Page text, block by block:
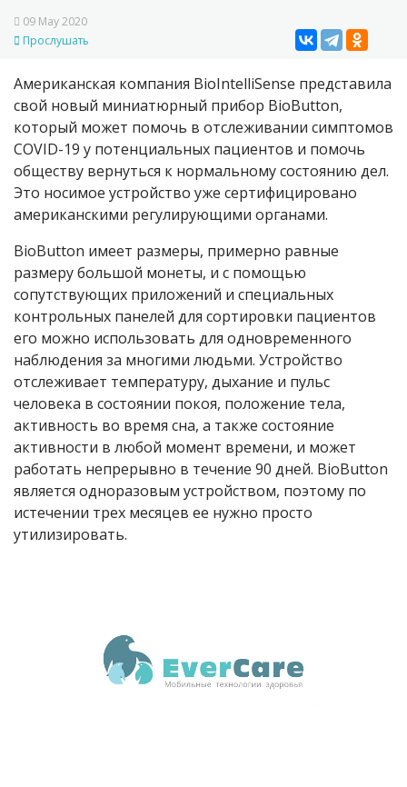
09 May 2020
Прослушать
Американская компания BioIntelliSense представила
свой новый миниатюрный прибор BioButton,
который может помочь в отслеживании симптомов
COVID-19 у потенциальных пациентов и помочь
обществу вернуться к нормальному состоянию дел.
Это носимое устройство уже сертифицировано
американскими регулирующими органами.
BioButton имеет размеры, примерно равные
размеру большой монеты, и с помощью
сопутствующих приложений и специальных
контрольных панелей для сортировки пациентов
его можно использовать для одновременного
наблюдения за многими людьми. Устройство
отслеживает температуру, дыхание и пульс
человека в состоянии покоя, положение тела,
активность во время сна, а также состояние
активности в любой момент времени, и может
работать непрерывно в течение 90 дней. BioButton
является одноразовым устройством, поэтому по
истечении трех месяцев ее нужно просто
утилизировать.